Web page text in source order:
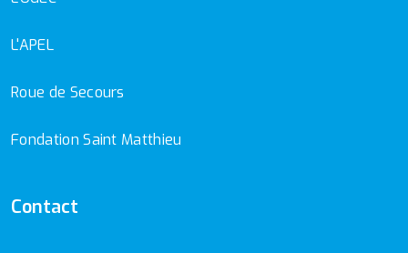
L'APEL
Roue de Secours
Fondation Saint Matthieu
Contact